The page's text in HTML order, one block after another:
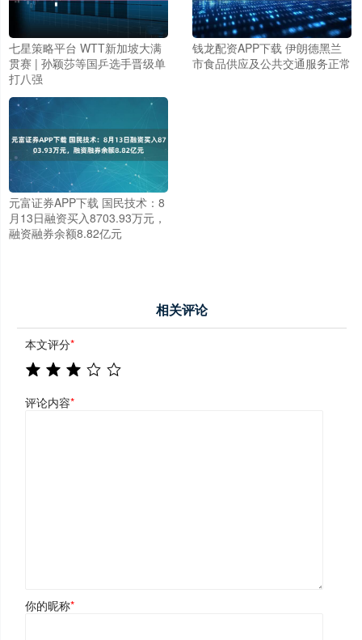
七星策略平台 WTT新加坡大满
贯赛 | 孙颖莎等国乒选手晋级单
打八强
钱龙配资APP下载 伊朗德黑兰
市食品供应及公共交通服务正常
元富证券APP下载 国民技术：8
月13日融资买入8703.93万元，
融资融券余额8.82亿元
相关评论
本文评分*
评论内容*
你的昵称*